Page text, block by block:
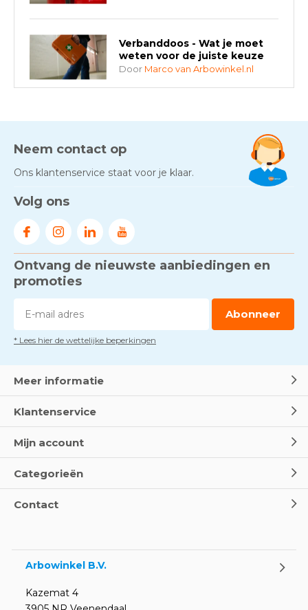
Verbanddoos - Wat je moet
weten voor de juiste keuze
Door Marco van Arbowinkel.nl
AED-apparaten - Welke past
Door Marco van Arbowinkel.nl
Door
Voorkom brand met
rookmelders, hittemelders en
DoorMarco van Arbowinkel.nl
Dag van de BHV - Als elke
Oogspoel flessen en
Neem contact op
Ons klantenservice staat voor je klaar.
Volg ons
Ontvang de nieuwste aanbiedingen en
promoties
Abonneer
* Lees hier de wettelijke beperkingen
Meer informatie
Klantenservice
Mijn account
Categorieën
Contact
Arbowinkel B.V.
Kazemat 4